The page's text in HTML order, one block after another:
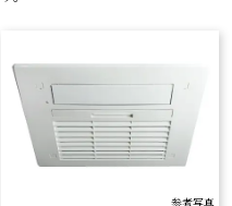
参考写真